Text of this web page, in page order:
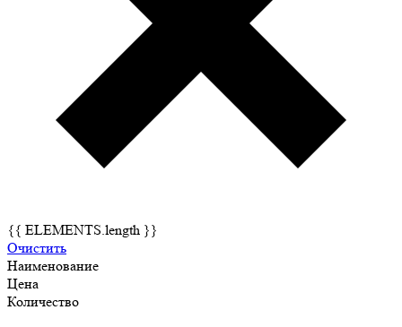
{{ ELEMENTS.length }}
Очистить
Наименование
Цена
Количество